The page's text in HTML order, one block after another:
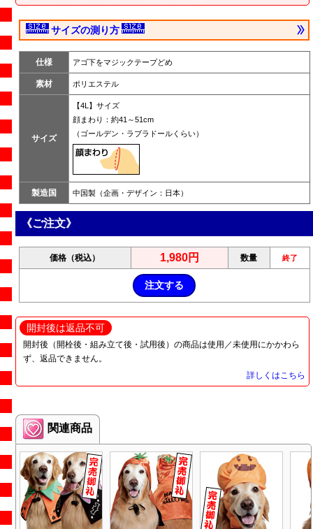
サイズの測り方
仕様 アゴ下をマジックテープどめ
素材 ポリエステル
サイズ
【4L】サイズ
顔まわり：約41～51cm
（ゴールデン・ラブラドールくらい）
製造国 中国製（企画・デザイン：日本）
《ご注文》
価格（税込） 1,980円 数量 終了
開封後は返品不可
開封後（開栓後・組み立て後・試用後）の商品は使用／未使用にかかわら
ず、返品できません。
詳しくはこちら
関連商品